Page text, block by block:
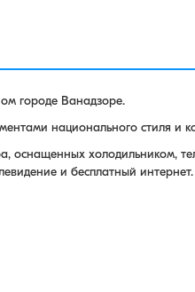
городе Ванадзоре.
национального стиля и
оснащенных
и бесплатный интернет.